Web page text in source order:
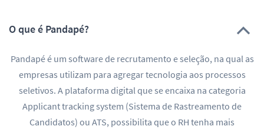
O que é Pandapé?
Pandapé é um software de recrutamento e seleção, na qual as
empresas utilizam para agregar tecnologia aos processos
seletivos. A plataforma digital que se encaixa na categoria
Applicant tracking system (Sistema de Rastreamento de
Candidatos) ou ATS, possibilita que o RH tenha mais